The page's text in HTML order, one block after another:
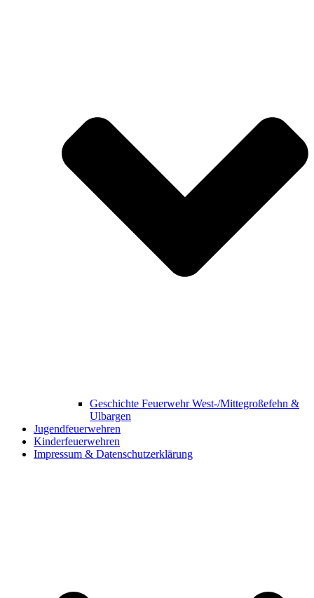
Geschichte Feuerwehr West-/Mittegroßefehn &
Ulbargen
Jugendfeuerwehren
Kinderfeuerwehren
Impressum & Datenschutzerklärung